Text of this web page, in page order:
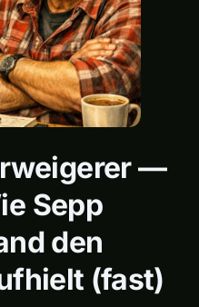
—
Sepp
den
(fast)